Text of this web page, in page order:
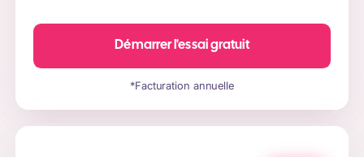
Démarrer l'essai gratuit
*Facturation annuelle